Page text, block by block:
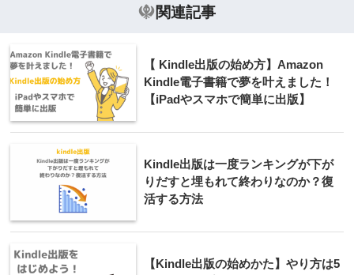
関連記事
【 Kindle出版の始め方】Amazon
Kindle電子書籍で夢を叶えました！
【iPadやスマホで簡単に出版】
Kindle出版は一度ランキングが下が
りだすと埋もれて終わりなのか？復
活する方法
【Kindle出版の始めかた】やり方は5